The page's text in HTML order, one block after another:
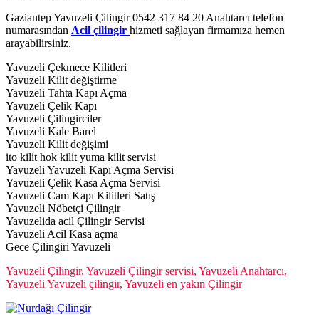
Gaziantep Yavuzeli Çilingir 0542 317 84 20 Anahtarcı telefon
numarasından Acil çilingir hizmeti sağlayan firmamıza hemen
arayabilirsiniz.
Yavuzeli Çekmece Kilitleri
Yavuzeli Kilit değiştirme
Yavuzeli Tahta Kapı Açma
Yavuzeli Çelik Kapı
Yavuzeli Çilingirciler
Yavuzeli Kale Barel
Yavuzeli Kilit değişimi
ito kilit hok kilit yuma kilit servisi
Yavuzeli Yavuzeli Kapı Açma Servisi
Yavuzeli Çelik Kasa Açma Servisi
Yavuzeli Cam Kapı Kilitleri Satış
Yavuzeli Nöbetçi Çilingir
Yavuzelida acil Çilingir Servisi
Yavuzeli Acil Kasa açma
Gece Çilingiri Yavuzeli
Yavuzeli Çilingir, Yavuzeli Çilingir servisi, Yavuzeli Anahtarcı,
Yavuzeli Yavuzeli çilingir, Yavuzeli en yakın Çilingir